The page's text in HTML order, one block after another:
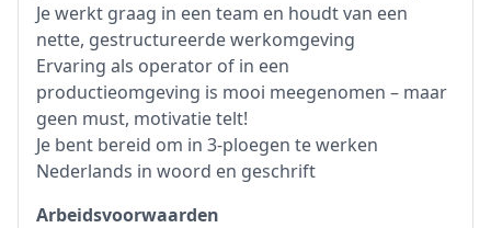
Je werkt graag in een team en houdt van een
nette, gestructureerde werkomgeving
Ervaring als operator of in een
productieomgeving is mooi meegenomen – maar
geen must, motivatie telt!
Je bent bereid om in 3-ploegen te werken
Nederlands in woord en geschrift
Arbeidsvoorwaarden